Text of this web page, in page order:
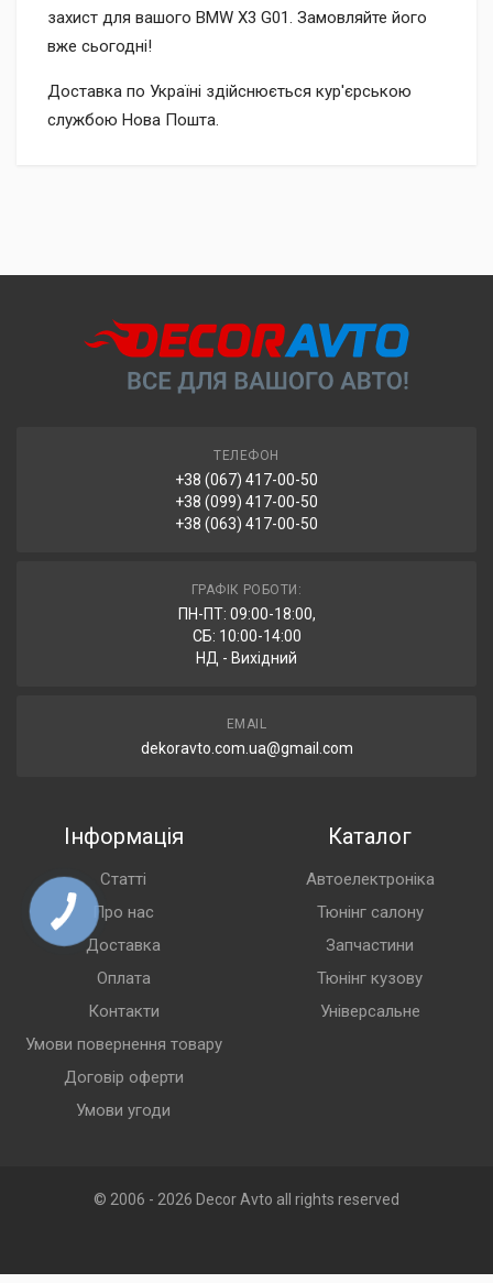
захист для вашого BMW X3 G01. Замовляйте його
вже сьогодні!
Доставка по Україні здійснюється кур'єрською
службою Нова Пошта.
рахунок отримувача.
автоматично повертаються після 7 днів зберігання у відділенні.
компанії (ФОП) за номером IBAN.
документів (рахунок-фактура та видаткова накладна).
ТЕЛЕФОН
+38 (067) 417-00-50
+38 (099) 417-00-50
+38 (063) 417-00-50
ГРАФІК РОБОТИ:
ПН-ПТ: 09:00-18:00,
СБ: 10:00-14:00
НД - Вихідний
EMAIL
dekoravto.com.ua@gmail.com
Інформація
Статті
Про нас
Доставка
Оплата
Контакти
Умови повернення товару
Договір оферти
Умови угоди
Каталог
Автоелектроніка
Тюнінг салону
Запчастини
Тюнінг кузову
Універсальне
© 2006 - 2026 Decor Avto all rights reserved